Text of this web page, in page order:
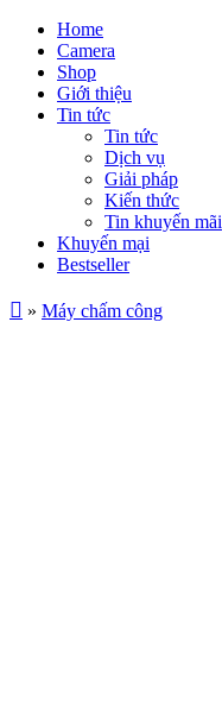
Home
Camera
Shop
Giới thiệu
Tin tức
Tin tức
Dịch vụ
Giải pháp
Kiến thức
Tin khuyến mãi
Khuyến mại
Bestseller
» Máy chấm công